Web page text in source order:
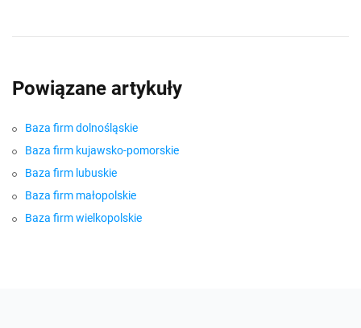
Powiązane artykuły
Baza firm dolnośląskie
Baza firm kujawsko-pomorskie
Baza firm lubuskie
Baza firm małopolskie
Baza firm wielkopolskie